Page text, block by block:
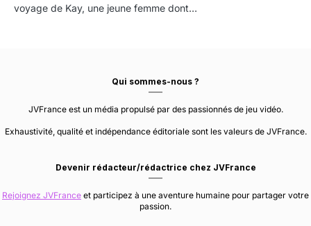
voyage de Kay, une jeune femme dont…
Qui sommes-nous ?
JVFrance est un média propulsé par des passionnés de jeu vidéo.
Exhaustivité, qualité et indépendance éditoriale sont les valeurs de JVFrance.
Devenir rédacteur/rédactrice chez JVFrance
Rejoignez JVFrance et participez à une aventure humaine pour partager votre
passion.